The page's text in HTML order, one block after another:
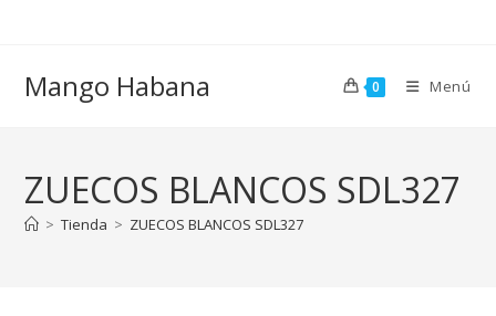
Mango Habana 0 Menú
ZUECOS BLANCOS SDL327
> Tienda > ZUECOS BLANCOS SDL327